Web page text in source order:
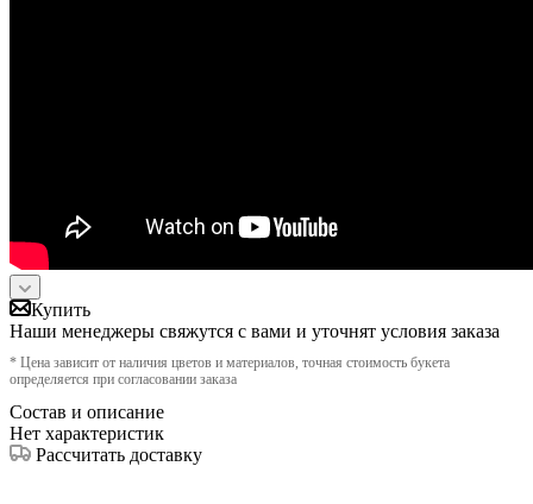
Купить
Наши менеджеры свяжутся с вами и уточнят условия заказа
* Цена зависит от наличия цветов и материалов, точная стоимость букета
определяется при согласовании заказа
Состав и описание
Нет характеристик
Рассчитать доставку